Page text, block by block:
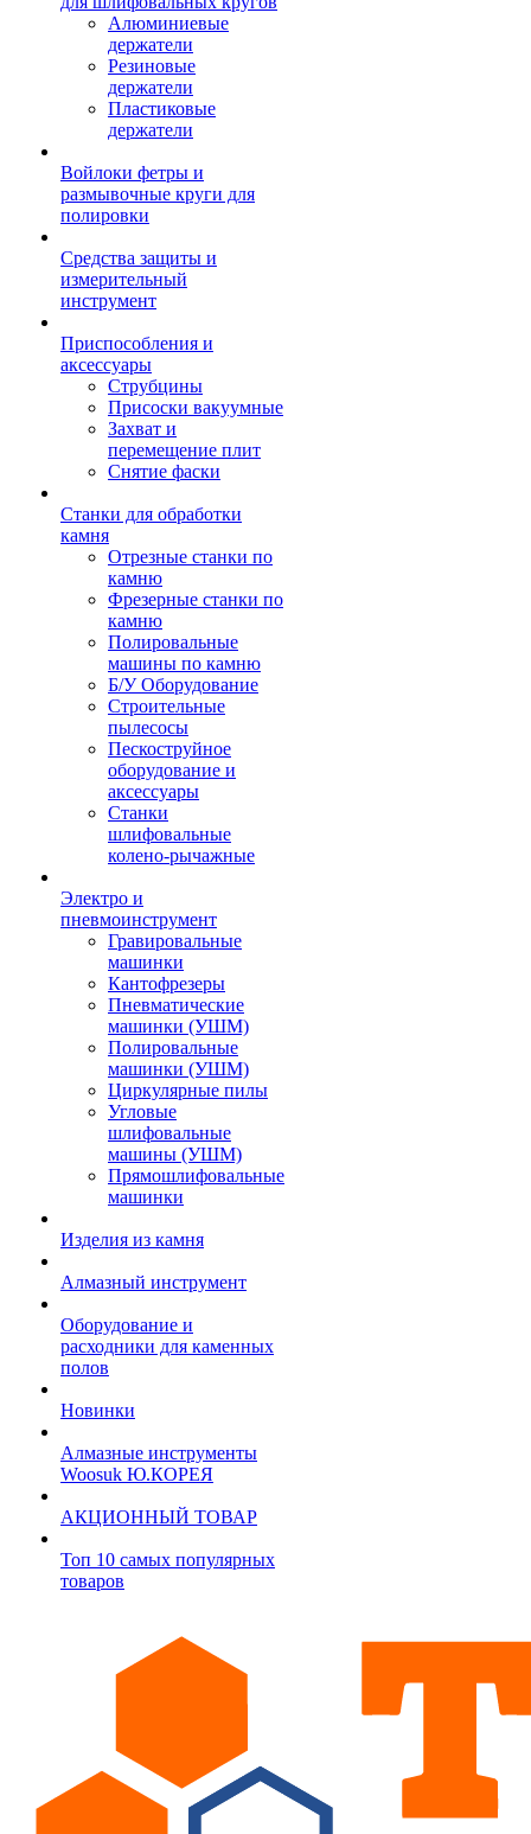
Алюминиевые
держатели
Резиновые
держатели
Пластиковые
держатели
Войлоки фетры и
размывочные круги для
полировки
Средства защиты и
измерительный
инструмент
Приспособления и
аксессуары
Струбцины
Присоски вакуумные
Захват и
перемещение плит
Снятие фаски
Станки для обработки
камня
Отрезные станки по
камню
Фрезерные станки по
камню
Полировальные
машины по камню
Б/У Оборудование
Строительные
пылесосы
Пескоструйное
оборудование и
аксессуары
Станки
шлифовальные
колено-рычажные
Электро и
пневмоинструмент
Гравировальные
машинки
Кантофрезеры
Пневматические
машинки (УШМ)
Полировальные
машинки (УШМ)
Циркулярные пилы
Угловые
шлифовальные
машины (УШМ)
Прямошлифовальные
машинки
Изделия из камня
Алмазный инструмент
Оборудование и
расходники для каменных
полов
Новинки
Алмазные инструменты
Woosuk Ю.КОРЕЯ
АКЦИОННЫЙ ТОВАР
Топ 10 самых популярных
товаров